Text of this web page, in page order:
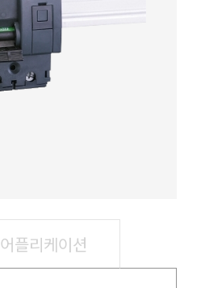
어플리케이션